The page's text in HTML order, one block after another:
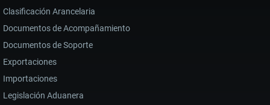
Clasificación Arancelaria
Documentos de Acompañamiento
Documentos de Soporte
Exportaciones
Importaciones
Legislación Aduanera